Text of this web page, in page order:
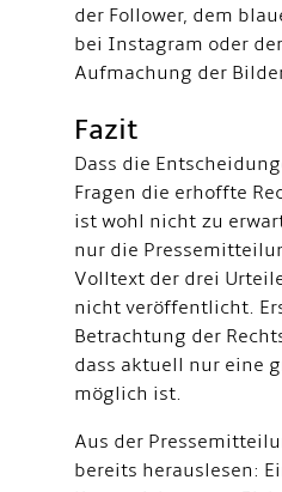
der Follower, dem
bei Instagram oder
Aufmachung der
Fazit
Dass die
Fragen die erhoffte
ist wohl nicht zu
nur die
Volltext der drei
nicht veröffentlicht.
Betrachtung der
dass aktuell nur eine
möglich ist.
Aus der
bereits herauslesen: